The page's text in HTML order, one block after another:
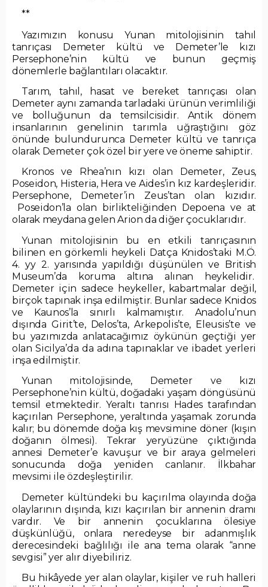
**
Yazımızın konusu Yunan mitolojisinin tahıl
tanrıçası Demeter kültü ve Demeter’le kızı
Persephone’nin kültü ve bunun geçmiş
dönemlerle bağlantıları olacaktır.
Tarım, tahıl, hasat ve bereket tanrıçası olan
Demeter aynı zamanda tarladaki ürünün verimliliği
ve bolluğunun da temsilcisidir. Antik dönem
insanlarının genelinin tarımla uğraştığını göz
önünde bulundurunca Demeter kültü ve tanrıça
olarak Demeter çok özel bir yere ve öneme sahiptir.
Kronos ve Rhea’nın kızı olan Demeter, Zeus,
Poseidon, Histeria, Hera ve Aides’in kız kardeşleridir.
Persephone, Demeter’in Zeus’tan olan kızıdır.
Poseidon’la olan birlikteliğinden Depoena ve at
olarak meydana gelen Arion da diğer çocuklarıdır.
Yunan mitolojisinin bu en etkili tanrıçasının
bilinen en görkemli heykeli Datça Knidos’taki M.Ö.
4. yy 2. yarısında yapıldığı düşünülen ve British
Museum’da koruma altına alınan heykelidir.
Demeter için sadece heykeller, kabartmalar değil,
birçok tapınak inşa edilmiştir. Bunlar sadece Knidos
ve Kaunos’la sınırlı kalmamıştır. Anadolu’nun
dışında Girit’te, Delos’ta, Arkepolis’te, Eleusis’te ve
bu yazımızda anlatacağımız öykünün geçtiği yer
olan Sicilya’da da adına tapınaklar ve ibadet yerleri
inşa edilmiştir.
Yunan mitolojisinde, Demeter ve kızı
Persephone’nin kültü, doğadaki yaşam döngüsünü
temsil etmektedir. Yeraltı tanrısı Hades tarafından
kaçırılan Persephone, yeraltında yaşamak zorunda
kalır; bu dönemde doğa kış mevsimine döner (kışın
doğanın ölmesi). Tekrar yeryüzüne çıktığında
annesi Demeter’e kavuşur ve bir araya gelmeleri
sonucunda doğa yeniden canlanır. İlkbahar
mevsimi ile özdeşleştirilir.
Demeter kültündeki bu kaçırılma olayında doğa
olaylarının dışında, kızı kaçırılan bir annenin dramı
vardır. Ve bir annenin çocuklarına ölesiye
düşkünlüğü, onlara neredeyse bir adanmışlık
derecesindeki bağlılığı ile ana tema olarak “anne
sevgisi” yer alır diyebiliriz.
Bu hikâyede yer alan olaylar, kişiler ve ruh halleri